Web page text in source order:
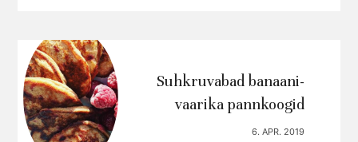
Suhkruvabad banaani-
vaarika pannkoogid
6. APR. 2019